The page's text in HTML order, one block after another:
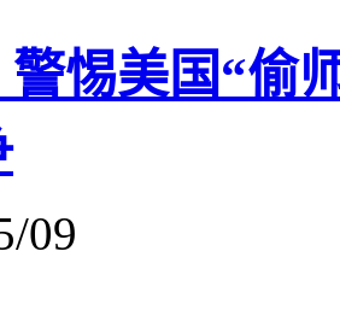
警惕美国“偷
09